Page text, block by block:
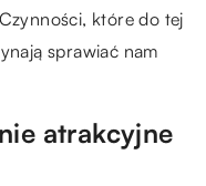
które do tej
sprawiać nam
atrakcyjne